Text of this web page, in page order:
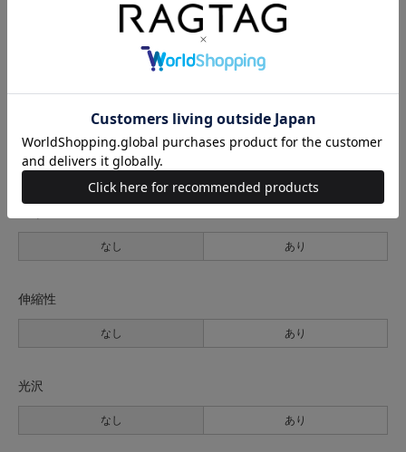
なし
なし あり
伸縮性
なし あり
光沢
なし あり